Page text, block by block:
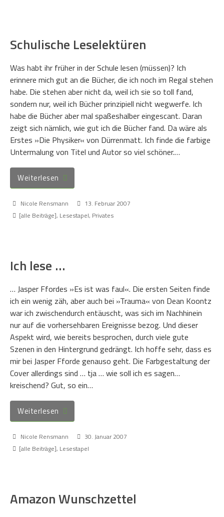
Schulische Leselektüren
Was habt ihr früher in der Schule lesen (müssen)? Ich
erinnere mich gut an die Bücher, die ich noch im Regal stehen
habe. Die stehen aber nicht da, weil ich sie so toll fand,
sondern nur, weil ich Bücher prinzipiell nicht wegwerfe. Ich
habe die Bücher aber mal spaßeshalber eingescant. Daran
zeigt sich nämlich, wie gut ich die Bücher fand. Da wäre als
Erstes »Die Physiker« von Dürrenmatt. Ich finde die farbige
Untermalung von Titel und Autor so viel schöner.…
Weiterlesen
Nicole Rensmann
13. Februar 2007
[alle Beiträge], Lesestapel, Privates
Ich lese …
… Jasper Ffordes »Es ist was faul«. Die ersten Seiten finde
ich ein wenig zäh, aber auch bei »Trauma« von Dean Koontz
war ich zwischendurch entäuscht, was sich im Nachhinein
nur auf die vorhersehbaren Ereignisse bezog. Und dieser
Aspekt wird, wie bereits besprochen, durch viele gute
Szenen in den Hintergrund gedrängt. Ich hoffe sehr, dass es
mir bei Jasper Fforde genauso geht. Die Farbgestaltung der
Cover allerdings sind … tja … wie soll ich es sagen…
kreischend? Gut, so ein…
Weiterlesen
Nicole Rensmann
30. Januar 2007
[alle Beiträge], Lesestapel
Amazon Wunschzettel